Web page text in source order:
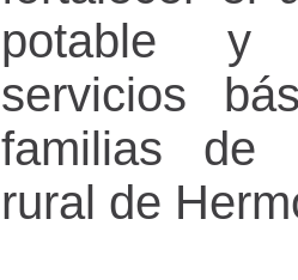
potable y
servicios
familias de
rural de